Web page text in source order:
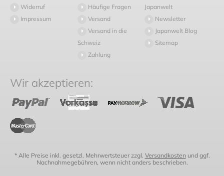
Widerruf
Impressum
Häufige Fragen
Versand
Versand in die
Schweiz
Zahlung
Japanwelt
Newsletter
Japanwelt Blog
Sitemap
Wir akzeptieren:
* Alle Preise inkl. gesetzl. Mehrwertsteuer zzgl. Versandkosten und ggf.
Nachnahmegebühren, wenn nicht anders beschrieben.